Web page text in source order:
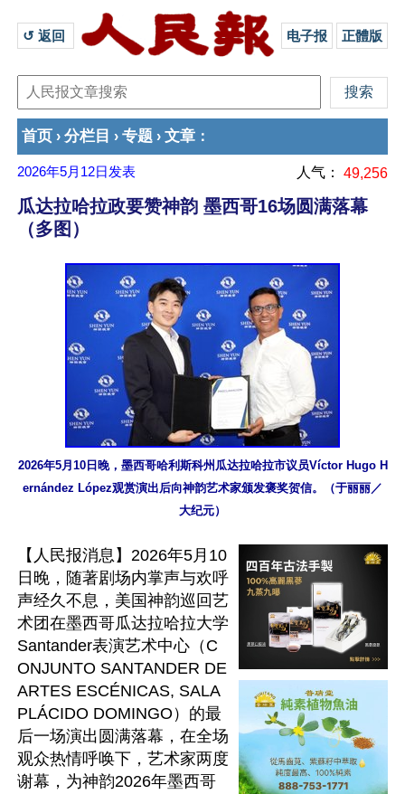
↺ 返回 电子报 正體版
首页 › 分栏目 › 专题 › 文章 ：
2026年5月12日 发表 人气： 49,256
瓜达拉哈拉政要赞神韵 墨西哥16场圆满落幕
（多图）
2026年5月10日晚，墨西哥哈利斯科州瓜达拉哈拉市议员Víctor Hugo H
ernández López观赏演出后向神韵艺术家颁发褒奖贺信。（于丽丽／
大纪元）
【人民报消息】2026年5月10
日晚，随著剧场内掌声与欢呼
声经久不息，美国神韵巡回艺
术团在墨西哥瓜达拉哈拉大学
Santander表演艺术中心（C
ONJUNTO SANTANDER DE
ARTES ESCÉNICAS, SALA
PLÁCIDO DOMINGO）的最
后一场演出圆满落幕，在全场
观众热情呼唤下，艺术家两度
谢幕，为神韵2026年墨西哥